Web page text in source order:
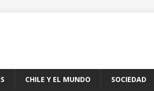
CHILE Y EL MUNDO SOCIEDAD